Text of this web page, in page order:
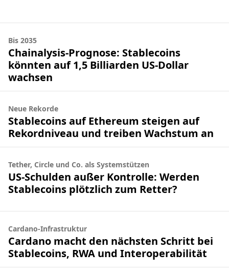
Bis 2035
Chainalysis-Prognose: Stablecoins
könnten auf 1,5 Billiarden US-Dollar
wachsen
Neue Rekorde
Stablecoins auf Ethereum steigen auf
Rekordniveau und treiben Wachstum an
Tether, Circle und Co. als Systemstützen
US-Schulden außer Kontrolle: Werden
Stablecoins plötzlich zum Retter?
Cardano-Infrastruktur
Cardano macht den nächsten Schritt bei
Stablecoins, RWA und Interoperabilität